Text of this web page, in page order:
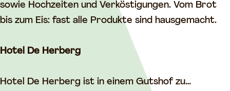
sowie Hochzeiten und Verköstigungen. Vom Brot
bis zum Eis: fast alle Produkte sind hausgemacht.
Hotel De Herberg
Hotel De Herberg ist in einem Gutshof zu…